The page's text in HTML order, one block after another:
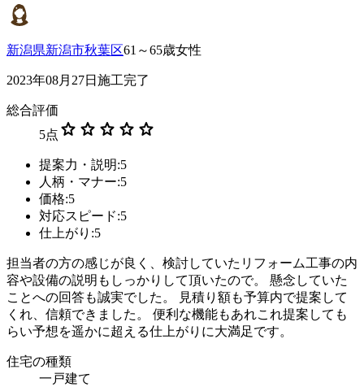
新潟県新潟市秋葉区61～65歳女性
2023年08月27日施工完了
総合評価
5点 star star star star star
提案力・説明:5
人柄・マナー:5
価格:5
対応スピード:5
仕上がり:5
担当者の方の感じが良く、検討していたリフォーム工事の内
容や設備の説明もしっかりして頂いたので。 懸念していた
ことへの回答も誠実でした。 見積り額も予算内で提案して
くれ、信頼できました。 便利な機能もあれこれ提案しても
らい予想を遥かに超える仕上がりに大満足です。
住宅の種類
一戸建て